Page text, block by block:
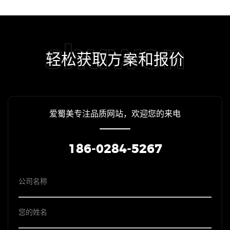
shuwon
轻松获取方案和报价
爱蜀美专注品质网站，欢迎您的来电
186-0284-5267